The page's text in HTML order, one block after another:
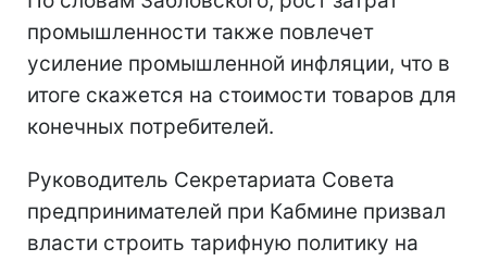
промышленности также повлечет
усиление промышленной инфляции, что в
итоге скажется на стоимости товаров для
конечных потребителей.
Руководитель Секретариата Совета
предпринимателей при Кабмине призвал
власти строить тарифную политику на